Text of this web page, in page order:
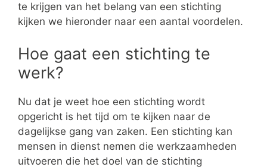
te krijgen van het belang van een stichting
kijken we hieronder naar een aantal voordelen.
Hoe gaat een stichting te
werk?
Nu dat je weet hoe een stichting wordt
opgericht is het tijd om te kijken naar de
dagelijkse gang van zaken. Een stichting kan
mensen in dienst nemen die werkzaamheden
uitvoeren die het doel van de stichting